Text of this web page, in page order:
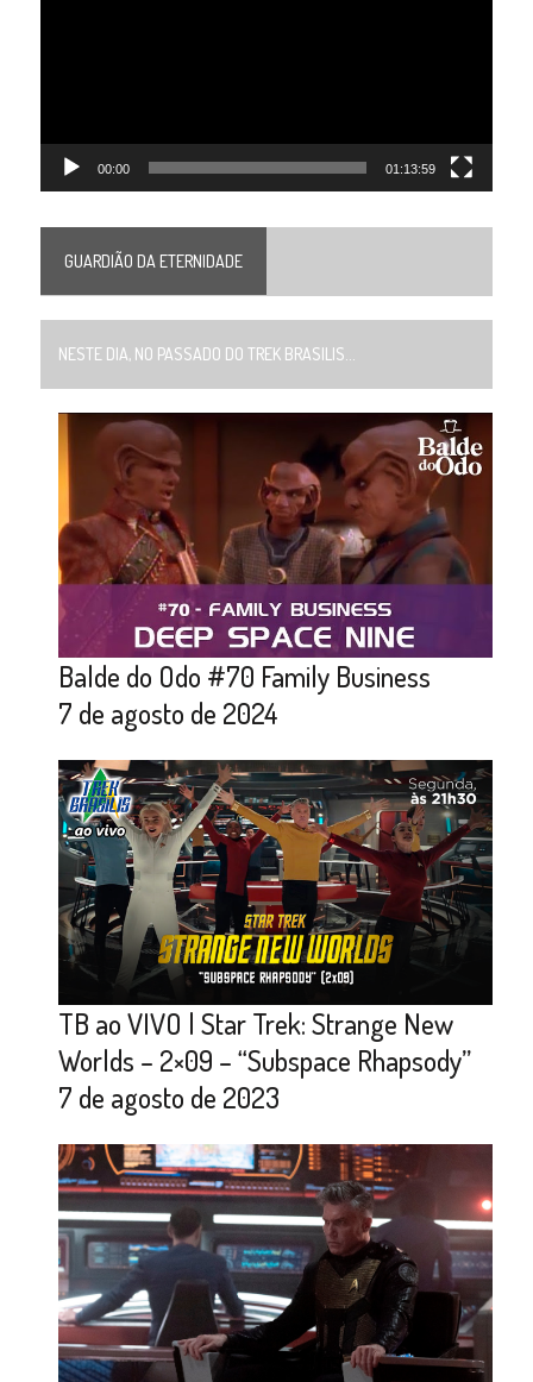
00:00 01:13:59
GUARDIÃO DA ETERNIDADE
NESTE DIA, NO PASSADO DO TREK BRASILIS...
Balde do Odo #70 Family Business
7 de agosto de 2024
TB ao VIVO | Star Trek: Strange New
Worlds – 2×09 – “Subspace Rhapsody”
7 de agosto de 2023